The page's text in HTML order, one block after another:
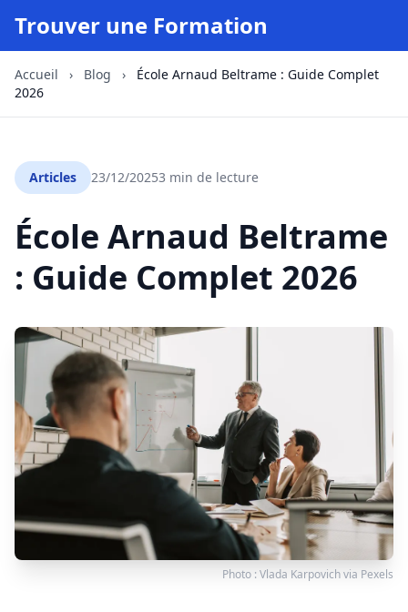
Trouver une Formation
Accueil › Blog ›
École Arnaud Beltrame : Guide Complet
2026
Articles 23/12/20253 min de lecture
École Arnaud Beltrame
: Guide Complet 2026
Photo :Vlada Karpovichvia Pexels